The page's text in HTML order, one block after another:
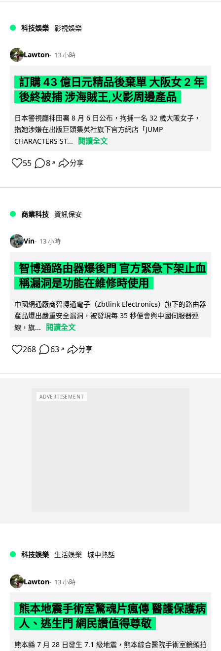
科技娛樂 影視娛樂
Lawton 13 小時
訂購 43 億日元精品後棄單 大阪女 2 年
後終被捕 涉海賊王,火影周邊產品
日本警視廳神田署 8 月 6 日公布，拘捕一名 32 歲大阪女子，
指她涉嫌在出版巨頭集英社旗下官方網店「JUMP
CHARACTERS ST...
閱讀全文
55 8 ↗ 分享
商業科技 資訊保安
Vin 13 小時
智博通路由器爆後門 官方緊急下架止血
稱漏洞是功能在維修時使用
中國網通廠商智博通電子（Zbtlink Electronics）旗下的路由器
產品爆出嚴重安全漏洞，被發現每 35 秒便會與中國伺服器連
線，旗...
閱讀全文
268 63 ↗ 分享
ADVERTISEMENT
科技娛樂 生活娛樂 城中熱話
Lawton 13 小時
熊本地震手術室驚魂片瘋傳 醫護保護病
人、逃生門 網民讚值得尊敬
熊本縣 7 月 28 日發生 7.1 級地震，熊本綜合醫院手術室鏡頭拍